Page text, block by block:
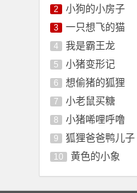
2 小狗的小房子
3 一只想飞的猫
4 我是霸王龙
5 小猪变形记
6 想偷猪的狐狸
7 小老鼠买糖
8 小猪唏哩呼噜
9 狐狸爸爸鸭儿子
10 黄色的小象